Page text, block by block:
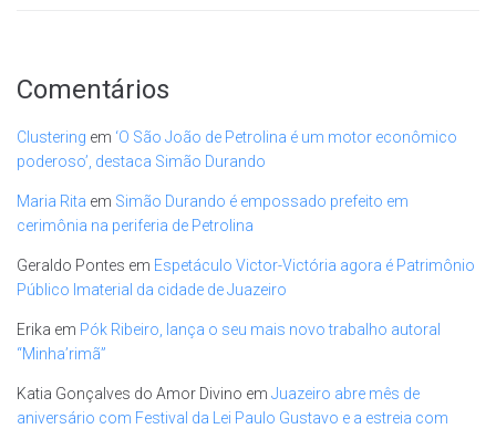
Comentários
Clustering em ‘O São João de Petrolina é um motor econômico
poderoso’, destaca Simão Durando
Maria Rita em Simão Durando é empossado prefeito em
cerimônia na periferia de Petrolina
Geraldo Pontes em Espetáculo Victor-Victória agora é Patrimônio
Público Imaterial da cidade de Juazeiro
Erika em Pók Ribeiro, lança o seu mais novo trabalho autoral
“Minha’rimã”
Katia Gonçalves do Amor Divino em Juazeiro abre mês de
aniversário com Festival da Lei Paulo Gustavo e a estreia com